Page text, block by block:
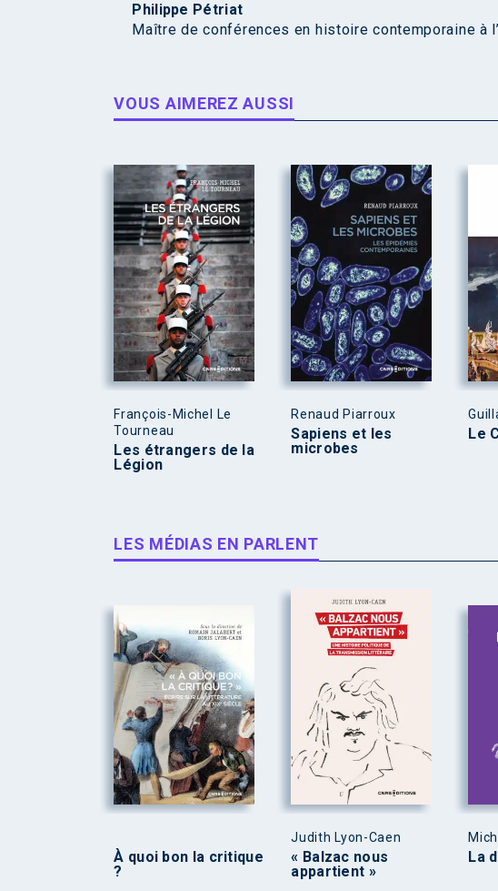
Philippe Pétriat
Maître de conférences en histoire contemporaine à
VOUS AIMEREZ AUSSI
François-Michel Le
Tourneau
Les étrangers de la
Légion
Renaud Piarroux
Sapiens et les
microbes
Le
LES MÉDIAS EN PARLENT
À quoi bon la critique
?
Judith Lyon-Caen
« Balzac nous
appartient »
La